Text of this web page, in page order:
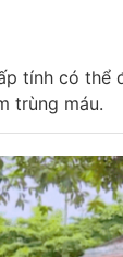
tính có
trùng máu.